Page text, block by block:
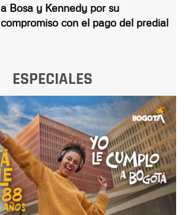
a Bosa y Kennedy por su
compromiso con el pago del predial
ESPECIALES